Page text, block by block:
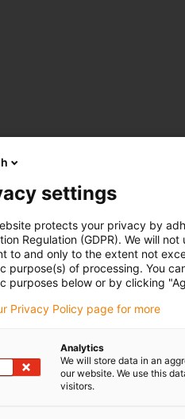
settings
protects your privacy by
Regulation (GDPR). We will
to and only to the extent not
purpose(s) of processing. You
purposes below or by clicking
Privacy Policy page for more
Analytics
We will store data in an
our website. We use this
visitors.